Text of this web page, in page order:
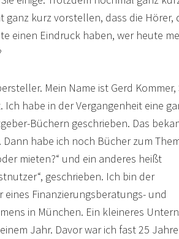
ganz kurz vorstellen, dass die Hörer,
einen Eindruck haben, wer heute
Mein Name ist Gerd Kommer,
habe in der Vergangenheit eine
Büchern geschrieben. Das
habe ich noch Bücher zum
mieten?“ und ein anderes heißt
geschrieben. Ich bin der
Finanzierungsberatungs- und
in München. Ein kleineres
Jahr. Davor war ich fast 25